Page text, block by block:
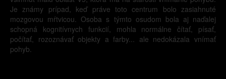
Je známy prípad, keď práve toto centrum bolo zasiahnuté
mozgovou mŕtvicou. Osoba s týmto osudom bola aj naďalej
schopná kognitívnych funkcií, mohla normálne čítať, písať,
počítať, rozoznávať objekty a farby... ale nedokázala vnímať
pohyb.